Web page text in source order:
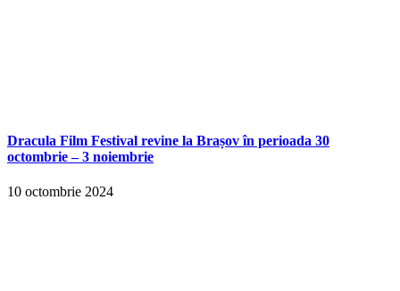
Dracula Film Festival revine la Brașov în perioada 30
octombrie – 3 noiembrie
10 octombrie 2024